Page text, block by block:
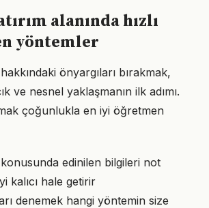
alanında hızlı
yöntemler
önyargıları bırakmak,
ve nesnel yaklaşmanın ilk adımı.
çoğunlukla en iyi öğretmen
konusunda edinilen bilgileri not
kalıcı hale getirir
denemek hangi yöntemin size